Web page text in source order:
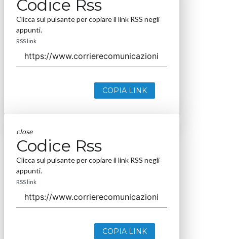
Codice Rss
Clicca sul pulsante per copiare il link RSS negli
appunti.
RSS link
COPIA LINK
close
Codice Rss
Clicca sul pulsante per copiare il link RSS negli
appunti.
RSS link
COPIA LINK